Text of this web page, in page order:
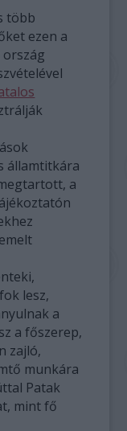
több
ezen a
államtitkára
a
lesz,
a
a főszerep,
zajló,
munkára
Patak
mint fő